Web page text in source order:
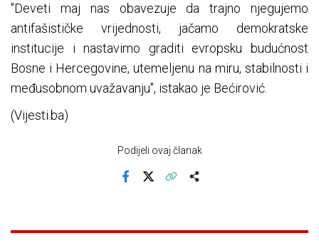
"Deveti maj nas obavezuje da trajno njegujemo
antifašističke vrijednosti, jačamo demokratske
institucije i nastavimo graditi evropsku budućnost
Bosne i Hercegovine, utemeljenu na miru, stabilnosti i
međusobnom uvažavanju", istakao je Bećirović.
(Vijesti.ba)
Podijeli ovaj članak